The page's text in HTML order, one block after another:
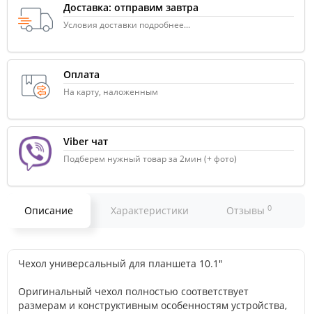
Доставка: отправим завтра
Условия доставки подробнее...
Оплата
На карту, наложенным
Viber чат
Подберем нужный товар за 2мин (+ фото)
Описание Характеристики Отзывы 0
Чехол универсальный для планшета 10.1"
Оригинальный чехол полностью соответствует
размерам и конструктивным особенностям устройства,